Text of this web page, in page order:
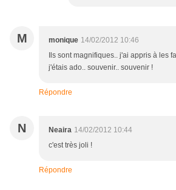
M monique 14/02/2012 10:46
Ils sont magnifiques.. j'ai appris à les
j'étais ado.. souvenir.. souvenir !
Répondre
N Neaira 14/02/2012 10:44
c'est très joli !
Répondre